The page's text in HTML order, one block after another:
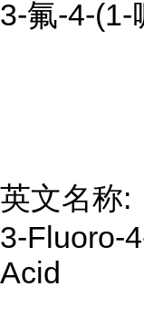
3-氟-4-(1-
英文名称:
3-Fluoro-
Acid